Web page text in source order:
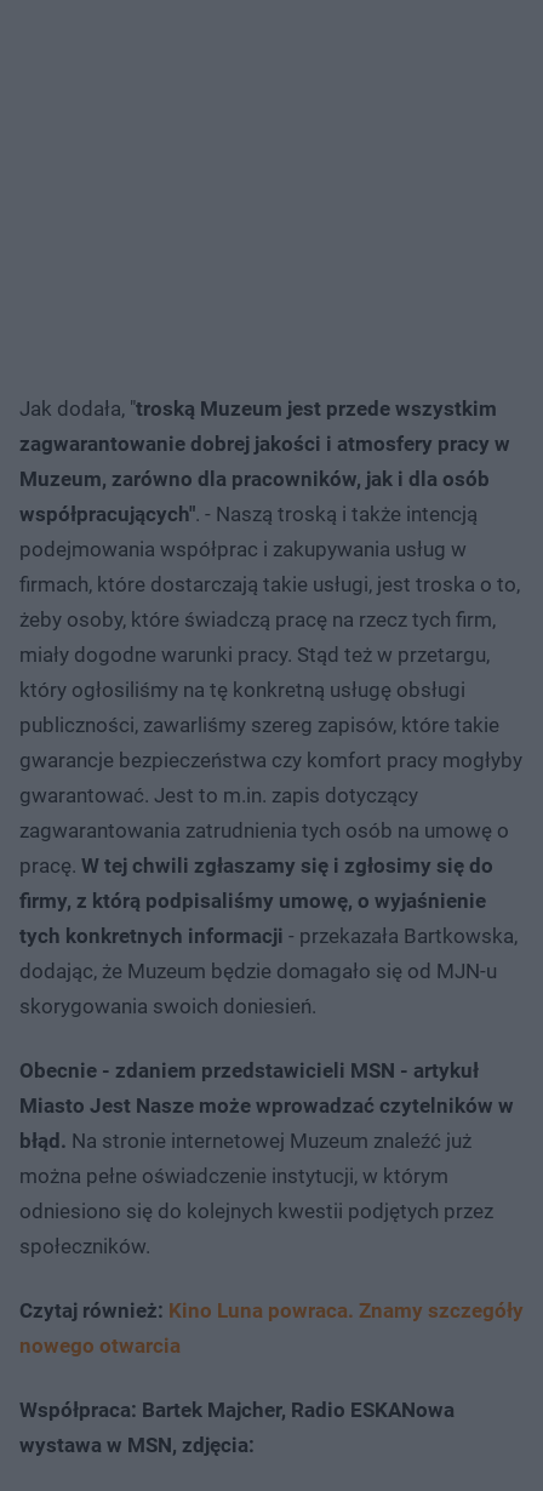
Jak dodała, "troską Muzeum jest przede wszystkim
zagwarantowanie dobrej jakości i atmosfery pracy w
Muzeum, zarówno dla pracowników, jak i dla osób
współpracujących". - Naszą troską i także intencją
podejmowania współprac i zakupywania usług w
firmach, które dostarczają takie usługi, jest troska o to,
żeby osoby, które świadczą pracę na rzecz tych firm,
miały dogodne warunki pracy. Stąd też w przetargu,
który ogłosiliśmy na tę konkretną usługę obsługi
publiczności, zawarliśmy szereg zapisów, które takie
gwarancje bezpieczeństwa czy komfort pracy mogłyby
gwarantować. Jest to m.in. zapis dotyczący
zagwarantowania zatrudnienia tych osób na umowę o
pracę. W tej chwili zgłaszamy się i zgłosimy się do
firmy, z którą podpisaliśmy umowę, o wyjaśnienie
tych konkretnych informacji - przekazała Bartkowska,
dodając, że Muzeum będzie domagało się od MJN-u
skorygowania swoich doniesień.
Obecnie - zdaniem przedstawicieli MSN - artykuł
Miasto Jest Nasze może wprowadzać czytelników w
błąd. Na stronie internetowej Muzeum znaleźć już
można pełne oświadczenie instytucji, w którym
odniesiono się do kolejnych kwestii podjętych przez
społeczników.
Czytaj również: Kino Luna powraca. Znamy szczegóły
nowego otwarcia
Współpraca: Bartek Majcher, Radio ESKANowa
wystawa w MSN, zdjęcia: